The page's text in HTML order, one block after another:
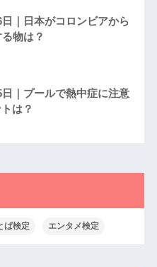
｜日本がコロンビアから
物は？
｜プールで熱中症に注意
は？
ば検定 エンタメ検定